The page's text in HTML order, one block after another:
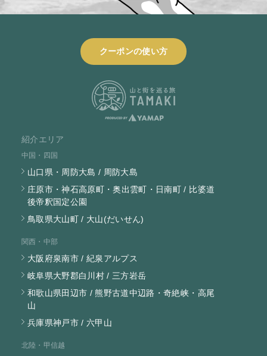
クーポンの使い方
紹介エリア
中国・四国
山口県・周防大島 / 周防大島
庄原市・神石高原町・奥出雲町・日南町 / 比婆道
後帝釈国定公園
鳥取県大山町 / 大山(だいせん)
関西・中部
大阪府泉南市 / 紀泉アルプス
岐阜県大野郡白川村 / 三方岩岳
和歌山県田辺市 / 熊野古道中辺路・奇絶峡・高尾
山
兵庫県神戸市 / 六甲山
北陸・甲信越